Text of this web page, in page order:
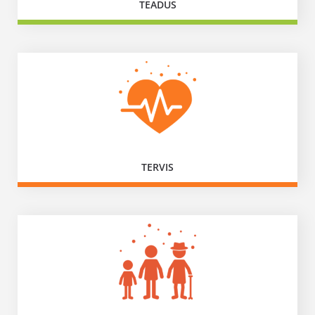
TEADUS
TERVIS